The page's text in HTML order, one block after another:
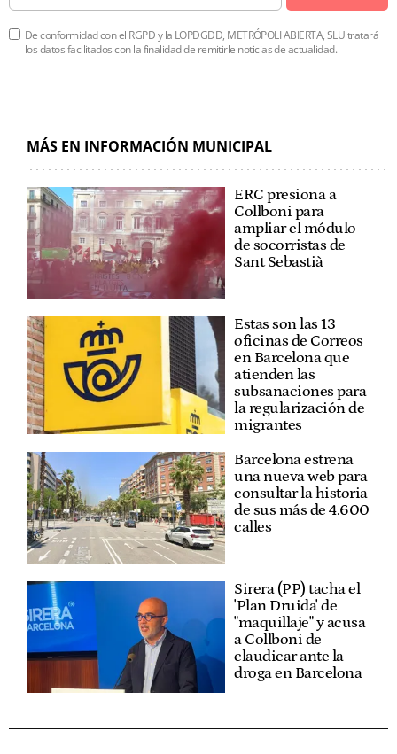
De conformidad con el RGPD y la LOPDGDD, METRÓPOLI ABIERTA, SLU tratará
los datos facilitados con la finalidad de remitirle noticias de actualidad.
MÁS EN INFORMACIÓN MUNICIPAL
ERC presiona a
Collboni para
ampliar el módulo
de socorristas de
Sant Sebastià
Estas son las 13
oficinas de Correos
en Barcelona que
atienden las
subsanaciones para
la regularización de
migrantes
Barcelona estrena
una nueva web para
consultar la historia
de sus más de 4.600
calles
Sirera (PP) tacha el
'Plan Druida' de
"maquillaje" y acusa
a Collboni de
claudicar ante la
droga en Barcelona